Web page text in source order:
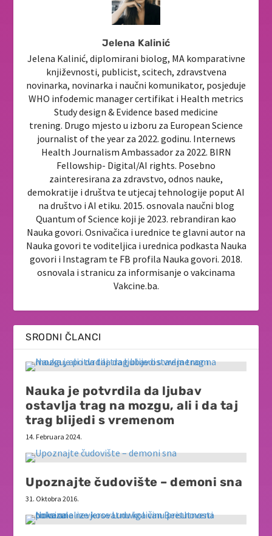
Jelena Kalinić
Jelena Kalinić, diplomirani biolog, MA komparativne
književnosti, publicist, scitech, zdravstvena
novinarka, novinarka i naučni komunikator, posjeduje
WHO infodemic manager certifikat i Health metrics
Study design & Evidence based medicine
trening. Drugo mjesto u izboru za European Science
journalist of the year za 2022. godinu. Internews
Health Journalism Ambassador za 2022. BIRN
Fellowship- Digital/AI rights. Posebno
zainteresirana za zdravstvo, odnos nauke,
demokratije i društva te utjecaj tehnologije poput AI
na društvo i AI etiku. 2015. osnovala naučni blog
Quantum of Science koji je 2023. rebrandiran kao
Nauka govori. Osnivačica i urednice te glavni autor na
Nauka govori te voditeljica i urednica podkasta Nauka
govori i Instagram te FB profila Nauka govori. 2018.
osnovala i stranicu za informisanje o vakcinama
Vakcine.ba.
SRODNI ČLANCI
Nauka je potvrdila da ljubav
ostavlja trag na mozgu, ali i da taj
trag blijedi s vremenom
14. Februara 2024.
Upoznajte čudovište – demoni sna
31. Oktobra 2016.